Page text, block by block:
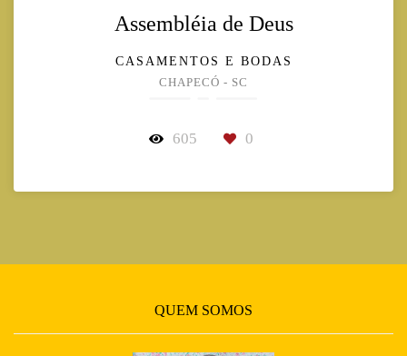
Assembléia de Deus
CASAMENTOS E BODAS
CHAPECÓ - SC
605 0
QUEM SOMOS